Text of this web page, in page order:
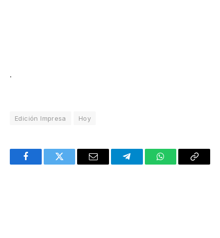
.
Edición Impresa Hoy
FacebookTwitter Email TelegramWhatsAppCopy